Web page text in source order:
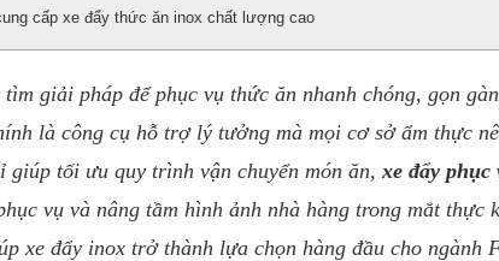
cấp xe đẩy thức ăn inox chất lượng cao
tìm giải pháp để phục vụ thức ăn nhanh chóng, gọn
là công cụ hỗ trợ lý tưởng mà mọi cơ sở ẩm thực
giúp tối ưu quy trình vận chuyển món ăn,xe đẩy
vụ và nâng tầm hình ảnh nhà hàng trong mắt thực
xe đẩy inox trở thành lựa chọn hàng đầu cho ngành